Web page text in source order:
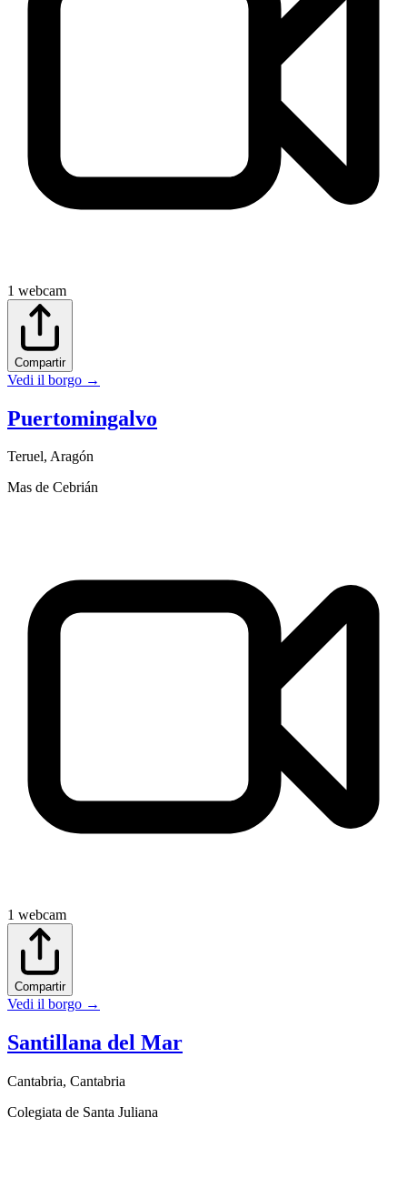
1 webcam
Compartir
Vedi il borgo →
Puertomingalvo
Teruel, Aragón
Mas de Cebrián
1 webcam
Compartir
Vedi il borgo →
Santillana del Mar
Cantabria, Cantabria
Colegiata de Santa Juliana